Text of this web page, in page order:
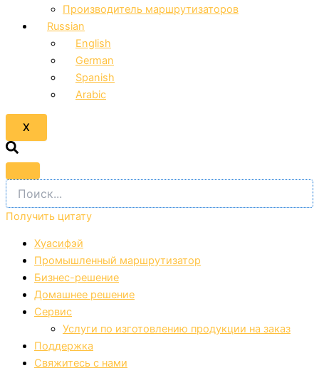
Производитель маршрутизаторов
Russian
English
German
Spanish
Arabic
X
Получить цитату
Хуасифэй
Промышленный маршрутизатор
Бизнес-решение
Домашнее решение
Сервис
Услуги по изготовлению продукции на заказ
Поддержка
Свяжитесь с нами